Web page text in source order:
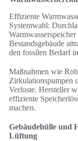
Effiziente
Systemwahl:
Bestandsgebäude
den fossilen Bedarf
Maßnahmen wie
Zirkulationspumpen
Verluste. Hersteller
effiziente
machen.
Gebäudehülle und
Lüftung